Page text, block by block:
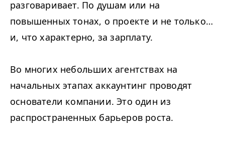
разговаривает. По душам или на
повышенных тонах, о проекте и не только…
и, что характерно, за зарплату.
Во многих небольших агентствах на
начальных этапах аккаунтинг проводят
основатели компании. Это один из
распространенных барьеров роста.